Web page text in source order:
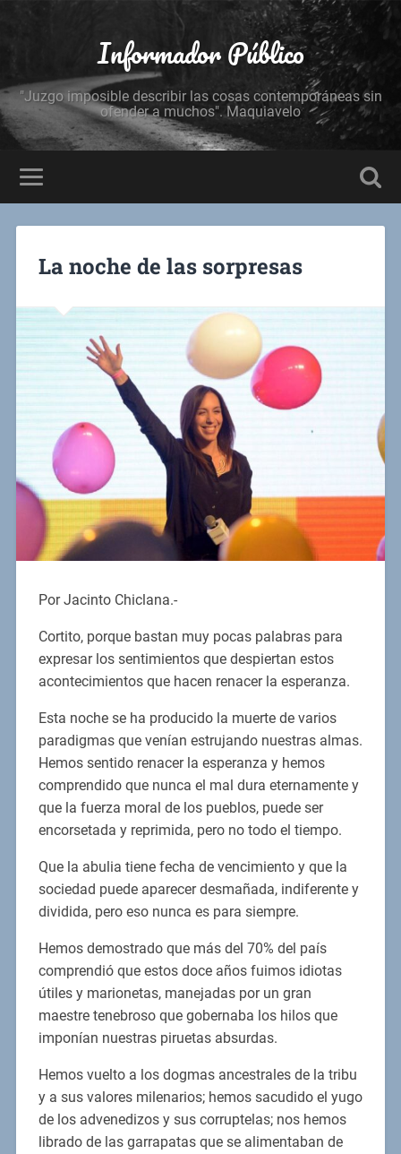
Informador Público
"Juzgo imposible describir las cosas contemporáneas sin
ofender a muchos". Maquiavelo
La noche de las sorpresas
Por Jacinto Chiclana.-
Cortito, porque bastan muy pocas palabras para
expresar los sentimientos que despiertan estos
acontecimientos que hacen renacer la esperanza.
Esta noche se ha producido la muerte de varios
paradigmas que venían estrujando nuestras almas.
Hemos sentido renacer la esperanza y hemos
comprendido que nunca el mal dura eternamente y
que la fuerza moral de los pueblos, puede ser
encorsetada y reprimida, pero no todo el tiempo.
Que la abulia tiene fecha de vencimiento y que la
sociedad puede aparecer desmañada, indiferente y
dividida, pero eso nunca es para siempre.
Hemos demostrado que más del 70% del país
comprendió que estos doce años fuimos idiotas
útiles y marionetas, manejadas por un gran
maestre tenebroso que gobernaba los hilos que
imponían nuestras piruetas absurdas.
Hemos vuelto a los dogmas ancestrales de la tribu
y a sus valores milenarios; hemos sacudido el yugo
de los advenedizos y sus corruptelas; nos hemos
librado de las garrapatas que se alimentaban de